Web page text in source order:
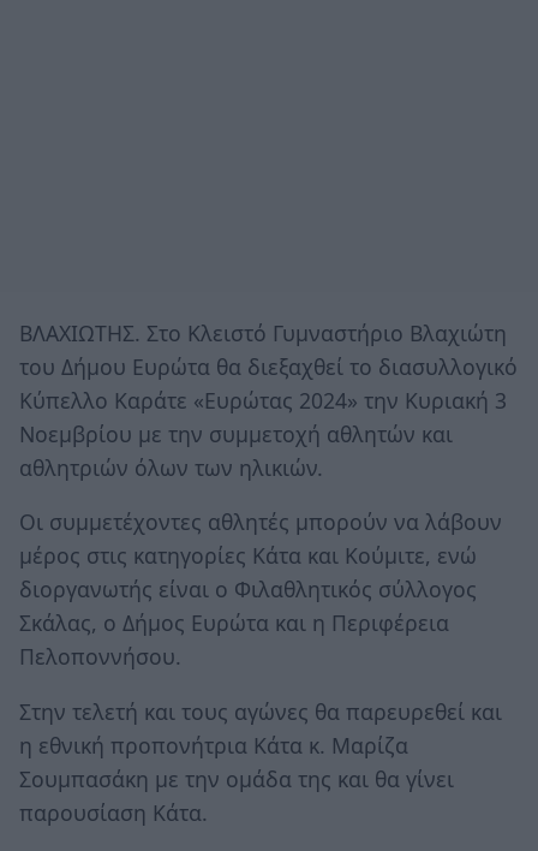
ΒΛΑΧΙΩΤΗΣ. Στο Κλειστό Γυμναστήριο Βλαχιώτη
του Δήμου Ευρώτα θα διεξαχθεί το διασυλλογικό
Κύπελλο Καράτε «Ευρώτας 2024» την Κυριακή 3
Νοεμβρίου με την συμμετοχή αθλητών και
αθλητριών όλων των ηλικιών.
Οι συμμετέχοντες αθλητές μπορούν να λάβουν
μέρος στις κατηγορίες Κάτα και Κούμιτε, ενώ
διοργανωτής είναι ο Φιλαθλητικός σύλλογος
Σκάλας, ο Δήμος Ευρώτα και η Περιφέρεια
Πελοποννήσου.
Στην τελετή και τους αγώνες θα παρευρεθεί και
η εθνική προπονήτρια Κάτα κ. Μαρίζα
Σουμπασάκη με την ομάδα της και θα γίνει
παρουσίαση Κάτα.